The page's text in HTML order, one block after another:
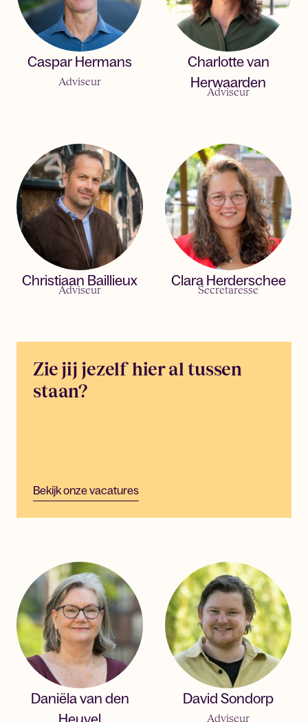
Caspar Hermans
Adviseur
Charlotte van
Herwaarden
Adviseur
Christiaan Baillieux
Adviseur
Clara Herderschee
Secretaresse
Zie jij jezelf hier al tussen
staan?
Bekijk onze vacatures
Daniëla van den
David Sondorp
Adviseur